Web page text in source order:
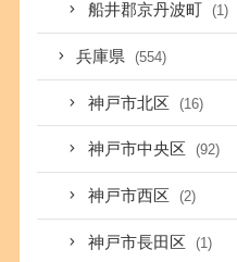
船井郡京丹波町 (1)
兵庫県 (554)
神戸市北区 (16)
神戸市中央区 (92)
神戸市西区 (2)
神戸市長田区 (1)